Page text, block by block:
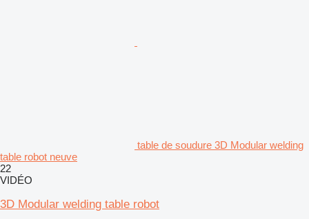
table de soudure 3D Modular welding
table robot neuve
22
VIDÉO
3D Modular welding table robot